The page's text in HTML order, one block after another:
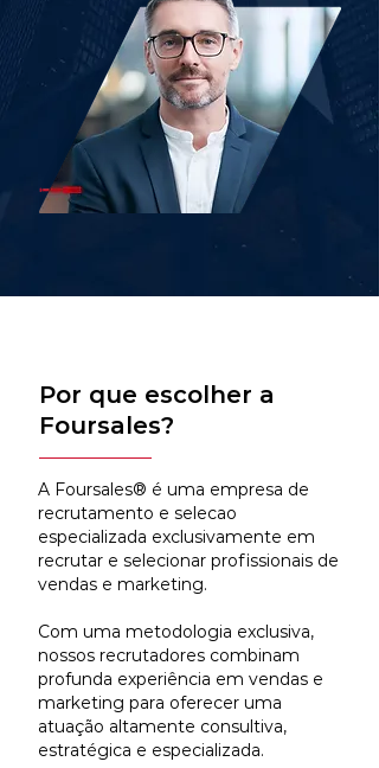
Por que escolher a
Foursales?
A Foursales® é uma empresa de
recrutamento e selecao
especializada exclusivamente em
recrutar e selecionar profissionais de
vendas e marketing.
Com uma metodologia exclusiva,
nossos recrutadores combinam
profunda experiência em vendas e
marketing para oferecer uma
atuação altamente consultiva,
estratégica e especializada.